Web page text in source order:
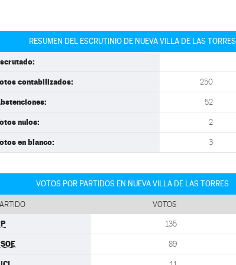
RESUMEN DEL ESCRUTINIO DE NUEVA VILLA DE LAS TORRES
contabilizados: 250
52
nulos: 2
en blanco: 3
VOTOS POR PARTIDOS EN NUEVA VILLA DE LAS TORRES
VOTOS
135
89